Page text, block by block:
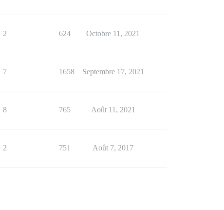
2 624 Octobre 11, 2021
7 1658 Septembre 17, 2021
8 765 Août 11, 2021
2 751 Août 7, 2017